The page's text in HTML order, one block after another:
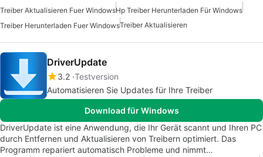
Treiber Aktualisieren Fuer WindowsHp Treiber Herunterladen Für Windows
Treiber Herunterladen Fuer WindowsTreiber Aktualisieren
DriverUpdate
3.2 Testversion
Automatisieren Sie Updates für Ihre Treiber
Download für Windows
DriverUpdate ist eine Anwendung, die Ihr Gerät scannt und Ihren PC
durch Entfernen und Aktualisieren von Treibern optimiert. Das
Programm repariert automatisch Probleme und nimmt…